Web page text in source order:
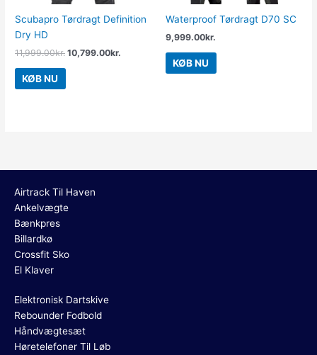
Scubapro Tørdragt Definition
Dry HD
11,999.00kr. 10,799.00kr.
KØB NU
Waterproof Tørdragt D70 SC
9,999.00kr.
KØB NU
Airtrack Til Haven
Ankelvægte
Bænkpres
Billardkø
Crossfit Sko
El Klaver
Elektronisk Dartskive
Rebounder Fodbold
Håndvægtesæt
Høretelefoner Til Løb